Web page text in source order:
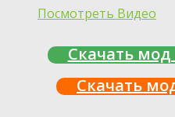
Посмотреть Видео
Скачать мод
Скачать